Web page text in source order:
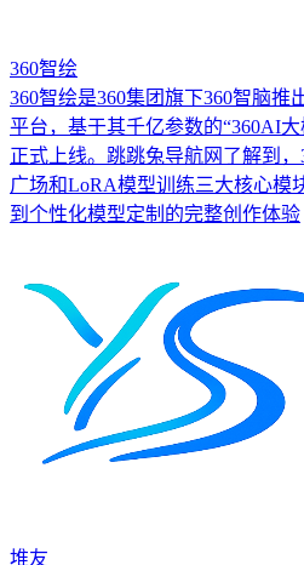
360智绘
360智绘是360集团旗下360智脑
平台，基于其千亿参数的“360AI大
正式上线。跳跳兔导航网了解到
广场和LoRA模型训练三大核心模
到个性化模型定制的完整创作体验
堆友